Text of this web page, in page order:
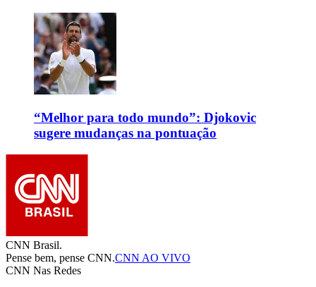
“Melhor para todo mundo”: Djokovic
sugere mudanças na pontuação
CNN Brasil.
Pense bem, pense CNN.CNN AO VIVO
CNN Nas Redes